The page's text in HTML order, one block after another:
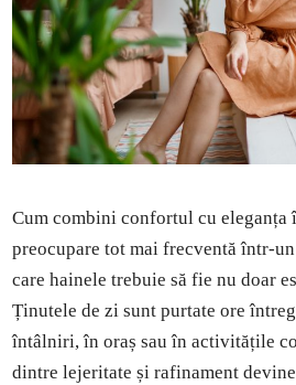
Cum combini confortul cu eleganța
preocupare tot mai frecventă într-
care hainele trebuie să fie nu doar
Ținutele de zi sunt purtate ore
întâlniri, în oraș sau în activitățile
dintre lejeritate și rafinament